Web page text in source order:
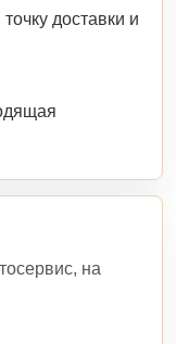
доставки и
на